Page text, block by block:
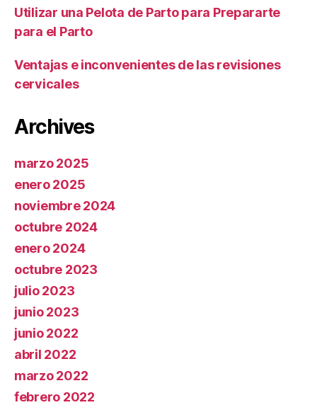
Utilizar una Pelota de Parto para Prepararte
para el Parto
Ventajas e inconvenientes de las revisiones
cervicales
Archives
marzo 2025
enero 2025
noviembre 2024
octubre 2024
enero 2024
octubre 2023
julio 2023
junio 2023
junio 2022
abril 2022
marzo 2022
febrero 2022